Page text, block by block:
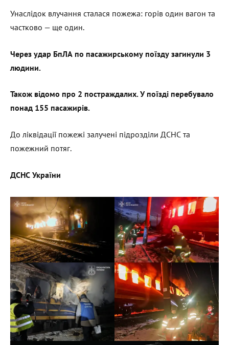
Унаслідок влучання сталася пожежа: горів один вагон та
частково — ще один.
Через удар БпЛА по пасажирському поїзду загинули 3
людини.
Також відомо про 2 постраждалих. У поїзді перебувало
понад 155 пасажирів.
До ліквідації пожежі залучені підрозділи ДСНС та
пожежний потяг.
ДСНС України